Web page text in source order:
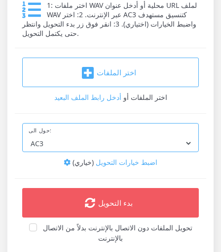
1: اختر ملفات WAV محلية أو أدخل عنوان URL لملف
WAV عبر الإنترنت. 2: اختر AC3 كتنسيق مستهدف
واضبط الخيارات (اختياري). 3: انقر فوق زر بدء التحويل وانتظر
حتى يكتمل التحويل.
اختر الملفات
اختر الملفات أو أدخل رابط الملف البعيد
حول الى:
اضبط خيارات التحويل (خياري)
بدء التحويل
تحويل الملفات دون الاتصال بالإنترنت بدلاً من الاتصال
بالإنترنت